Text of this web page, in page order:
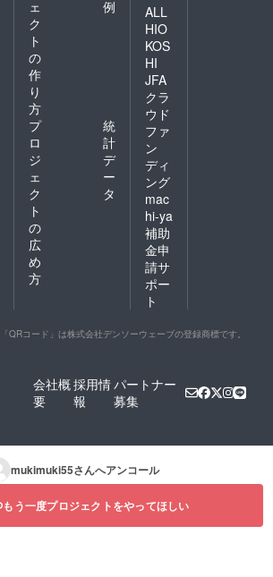
ェ
ク
ト
の
作
り
方
例
プ
ロ
ジ
ェ
ク
ト
の
広
め
方
統
計
デ
ー
タ
ALL
HIO
KOS
HI
JFA
クラ
ウド
ファ
ン
ディ
ング
mac
hi-ya
補助
金申
請サ
ポー
ト
「QRコード」は株式会社デンソーウェーブの登録商標です。
会社概
要
採用情
報
パートナー
募集
mukimuki55さんへアンコール
もう一度プロジェクトをやってほしい